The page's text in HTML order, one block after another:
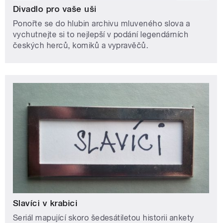
Divadlo pro vaše uši
Ponořte se do hlubin archivu mluveného slova a
vychutnejte si to nejlepší v podání legendárních
českých herců, komiků a vypravěčů.
Slavíci v krabici
Seriál mapující skoro šedesátiletou historii ankety